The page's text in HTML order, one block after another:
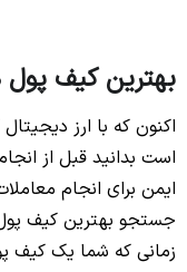
بهترین کیف پول
اکنون که با ارز
است بدانید قبل از
ایمن برای انجام
جستجو بهترین کیف پول
زمانی که شما یک کیف